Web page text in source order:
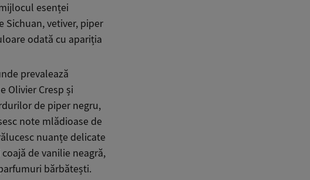
esenței
Sichuan, vetiver, piper
odată cu apariția
prevalează
Olivier Cresp și
de piper negru,
note mlădioase de
nuanțe delicate
de vanilie neagră,
bărbătești.